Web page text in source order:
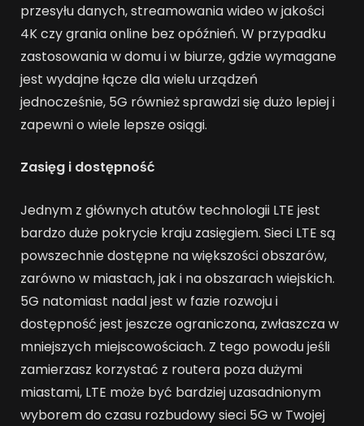
przesyłu danych, streamowania wideo w jakości
4K czy grania online bez opóźnień. W przypadku
zastosowania w domu i w biurze, gdzie wymagane
jest wydajne łącze dla wielu urządzeń
jednocześnie, 5G również sprawdzi się dużo lepiej i
zapewni o wiele lepsze osiągi.
Zasięg i dostępność
Jednym z głównych atutów technologii LTE jest
bardzo duże pokrycie kraju zasięgiem. Sieci LTE są
powszechnie dostępne na większości obszarów,
zarówno w miastach, jak i na obszarach wiejskich.
5G natomiast nadal jest w fazie rozwoju i
dostępność jest jeszcze ograniczona, zwłaszcza w
mniejszych miejscowościach. Z tego powodu jeśli
zamierzasz korzystać z routera poza dużymi
miastami, LTE może być bardziej uzasadnionym
wyborem do czasu rozbudowy sieci 5G w Twojej